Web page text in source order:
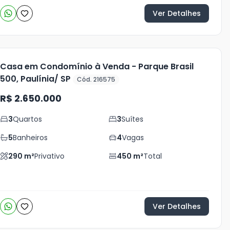
Ver Detalhes
Casa em Condomínio à Venda - Parque Brasil
500, Paulínia/ SP
Cód. 216575
R$ 2.650.000
3Quartos 3Suítes
5Banheiros 4Vagas
290 m²Privativo 450 m²Total
Ver Detalhes